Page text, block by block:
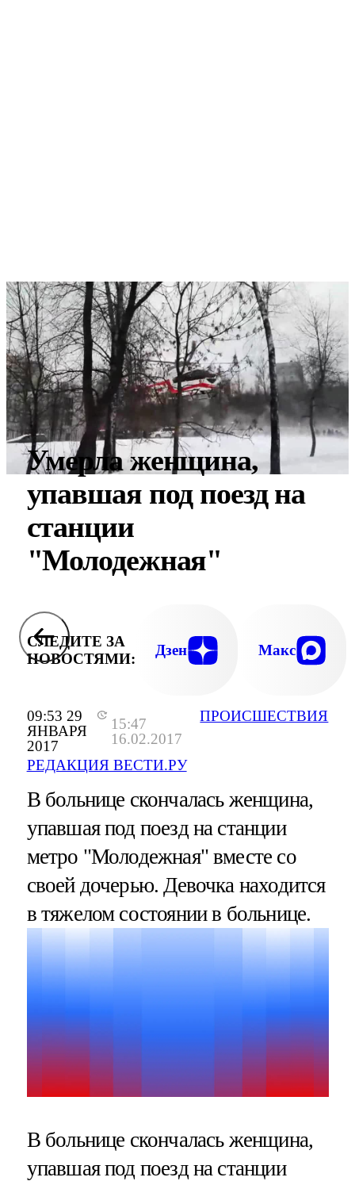
09:53 29
ЯНВАРЯ
2017
15:47
16.02.2017
РЕДАКЦИЯ ВЕСТИ.РУ
ПРОИСШЕСТВИЯ
Умерла женщина,
упавшая под поезд на
станции
"Молодежная"
СЛЕДИТЕ ЗА
НОВОСТЯМИ:
Дзен Макс
В больнице скончалась женщина,
упавшая под поезд на станции
метро "Молодежная" вместе со
своей дочерью. Девочка находится
в тяжелом состоянии в больнице.
В больнице скончалась женщина,
упавшая под поезд на станции